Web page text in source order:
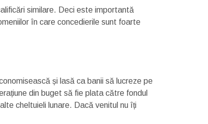
similare. Deci este importantă
în care concedierile sunt foarte
și lasă ca banii să lucreze pe
din buget să fie plata către fondul
cheltuieli lunare. Dacă venitul nu îți